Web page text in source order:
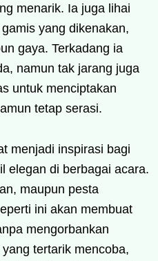
menarik. Ia juga lihai
yang dikenakan,
gaya. Terkadang ia
namun tak jarang juga
untuk menciptakan
tetap serasi.
menjadi inspirasi bagi
elegan di berbagai acara.
maupun pesta
ini akan membuat
mengorbankan
tertarik mencoba,